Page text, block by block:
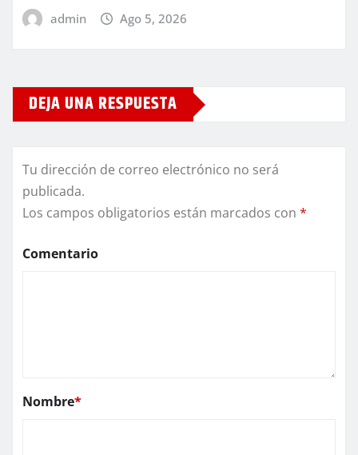
admin Ago 5, 2026
DEJA UNA RESPUESTA
Tu dirección de correo electrónico no será
publicada.
Los campos obligatorios están marcados con *
Comentario
Nombre*